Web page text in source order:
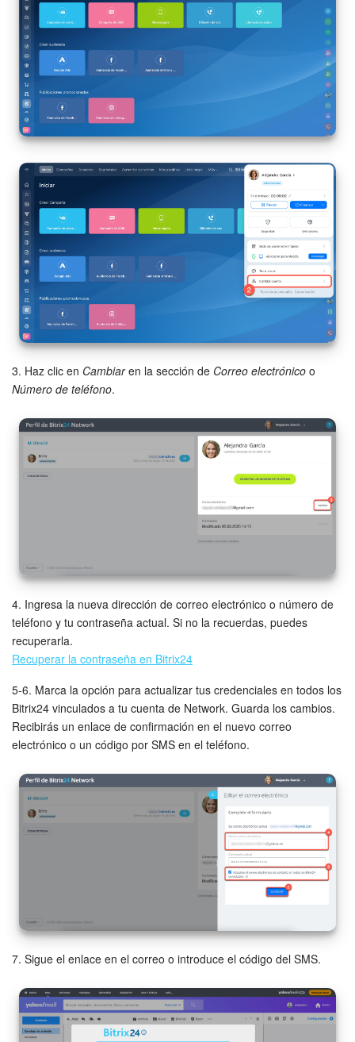
Bitrix24 Market
Sitios web
Tienda Online
CRM + Online store
Tienda CRM
Empleados
Firma electrónica
Firma electrónica para RR. HH.
Flujos de trabajo
Marketing
Bitrix24 En Premisa
Bitrix24 Messenger
Preguntas generales
Actualización de los artículos (archivo)
EMPEZAR GRATIS
3. Haz clic en Cambiaren la sección de Correo electrónico o
Número de teléfono.
4. Ingresa la nueva dirección de correo electrónico o número de
teléfono y tu contraseña actual. Si no la recuerdas, puedes
recuperarla.
Recuperar la contraseña en Bitrix24
5-6. Marca la opción para actualizar tus credenciales en todos los
Bitrix24 vinculados a tu cuenta de Network. Guarda los cambios.
Recibirás un enlace de confirmación en el nuevo correo
electrónico o un código por SMS en el teléfono.
7. Sigue el enlace en el correo o introduce el código del SMS.